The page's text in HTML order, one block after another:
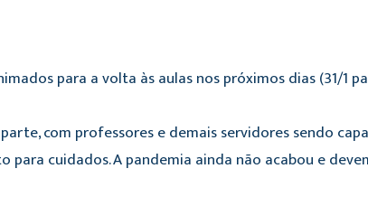
para a volta às aulas nos próximos dias (31/1
com professores e demais servidores sendo
para cuidados. A pandemia ainda não acabou e